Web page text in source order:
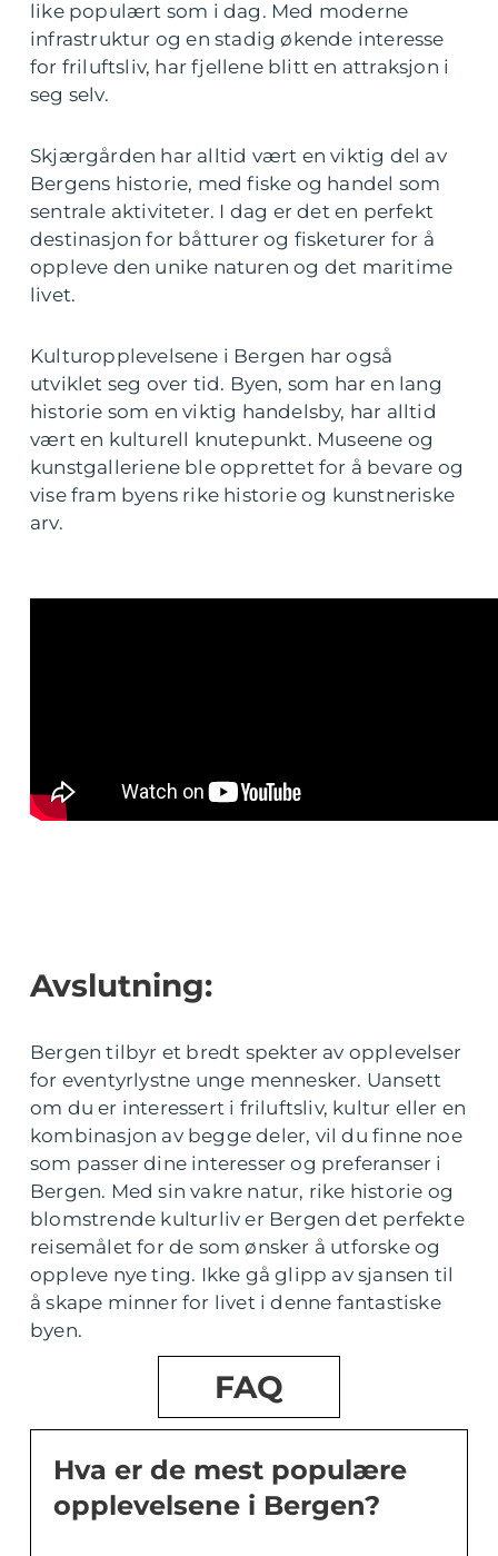
like populært som i dag. Med moderne
infrastruktur og en stadig økende interesse
for friluftsliv, har fjellene blitt en attraksjon i
seg selv.
Skjærgården har alltid vært en viktig del av
Bergens historie, med fiske og handel som
sentrale aktiviteter. I dag er det en perfekt
destinasjon for båtturer og fisketurer for å
oppleve den unike naturen og det maritime
livet.
Kulturopplevelsene i Bergen har også
utviklet seg over tid. Byen, som har en lang
historie som en viktig handelsby, har alltid
vært en kulturell knutepunkt. Museene og
kunstgalleriene ble opprettet for å bevare og
vise fram byens rike historie og kunstneriske
arv.
Avslutning:
Bergen tilbyr et bredt spekter av opplevelser
for eventyrlystne unge mennesker. Uansett
om du er interessert i friluftsliv, kultur eller en
kombinasjon av begge deler, vil du finne noe
som passer dine interesser og preferanser i
Bergen. Med sin vakre natur, rike historie og
blomstrende kulturliv er Bergen det perfekte
reisemålet for de som ønsker å utforske og
oppleve nye ting. Ikke gå glipp av sjansen til
å skape minner for livet i denne fantastiske
byen.
FAQ
Hva er de mest populære
opplevelsene i Bergen?